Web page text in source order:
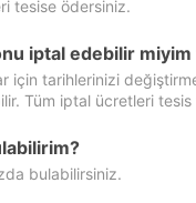
tesise ödersiniz.
iptal edebilir
için tarihlerinizi
Tüm iptal ücretleri
bulabilirsiniz.